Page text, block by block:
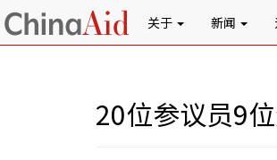
关于 新闻
20位参议员9